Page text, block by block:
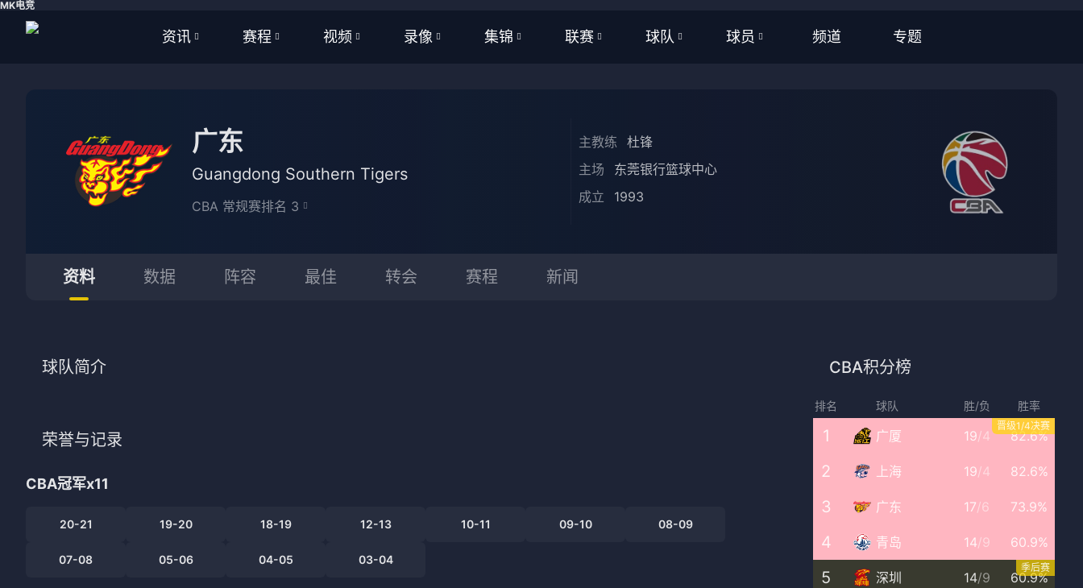
MK电竞
资讯
篮球
西甲
CBA
电竞
赛程
WNBA
视频 录像 集锦 联赛
亚洲杯
欧洲杯
球队 球员 频道 专题
广东
Guangdong Southern Tigers
CBA 常规赛排名 3
主教练
杜锋
主场
东莞银行篮球中心
成立
1993
资料 数据 阵容 最佳 转会 赛程 新闻
球队简介
荣誉与记录
CBA冠军x11
20-21 19-20 18-19 12-13 10-11 09-10 08-09
07-08 05-06 04-05 03-04
CBA积分榜
排名 球队 胜/负 胜率
晋级1/4决赛
1 广厦 19/4 82.6%
2 上海 19/4 82.6%
3 广东 17/6 73.9%
4 青岛 14/9 60.9%
季后赛
5 深圳 14/9 60.9%